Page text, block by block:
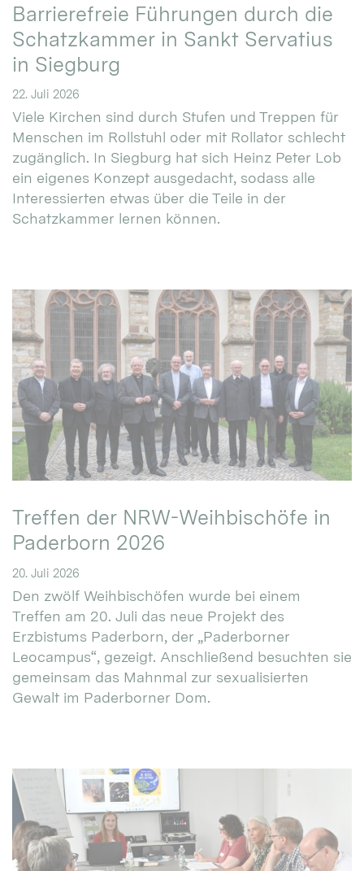
Barrierefreie Führungen durch die
Schatzkammer in Sankt Servatius
in Siegburg
22. Juli 2026
Viele Kirchen sind durch Stufen und Treppen für
Menschen im Rollstuhl oder mit Rollator schlecht
zugänglich. In Siegburg hat sich Heinz Peter Lob
ein eigenes Konzept ausgedacht, sodass alle
Interessierten etwas über die Teile in der
Schatzkammer lernen können.
Treffen der NRW-Weihbischöfe in
Paderborn 2026
20. Juli 2026
Den zwölf Weihbischöfen wurde bei einem
Treffen am 20. Juli das neue Projekt des
Erzbistums Paderborn, der „Paderborner
Leocampus“, gezeigt. Anschließend besuchten sie
gemeinsam das Mahnmal zur sexualisierten
Gewalt im Paderborner Dom.